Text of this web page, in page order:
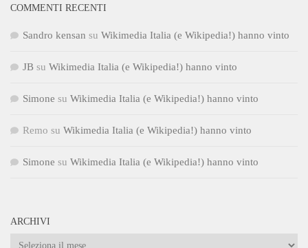
COMMENTI RECENTI
Sandro kensan su Wikimedia Italia (e Wikipedia!) hanno vinto
JB su Wikimedia Italia (e Wikipedia!) hanno vinto
Simone su Wikimedia Italia (e Wikipedia!) hanno vinto
Remo su Wikimedia Italia (e Wikipedia!) hanno vinto
Simone su Wikimedia Italia (e Wikipedia!) hanno vinto
ARCHIVI
Archivi